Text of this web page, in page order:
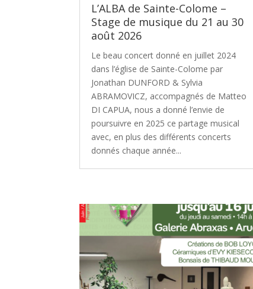
L’ALBA de Sainte-Colome –
Stage de musique du 21 au 30
août 2026
Le beau concert donné en juillet 2024
dans l’église de Sainte-Colome par
Jonathan DUNFORD & Sylvia
ABRAMOVICZ, accompagnés de Matteo
DI CAPUA, nous a donné l’envie de
poursuivre en 2025 ce partage musical
avec, en plus des différents concerts
donnés chaque année...